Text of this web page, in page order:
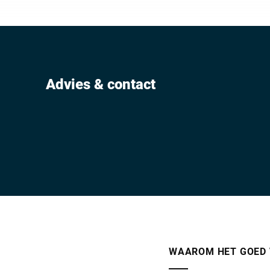
Advies & contact
WAAROM HET GOED